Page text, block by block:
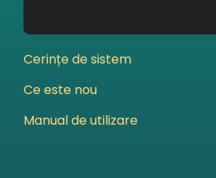
Cerințe de sistem
Ce este nou
Manual de utilizare